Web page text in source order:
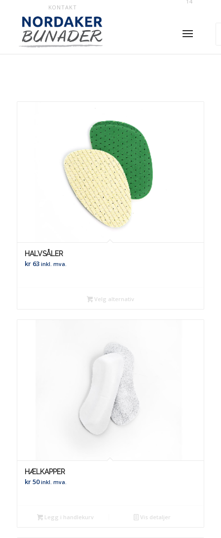
KONTAKT
HALVSÅLER
kr63 inkl. mva.
Velg alternativ
HÆLKAPPER
kr50 inkl. mva.
Legg i handlekurv Vis detaljer